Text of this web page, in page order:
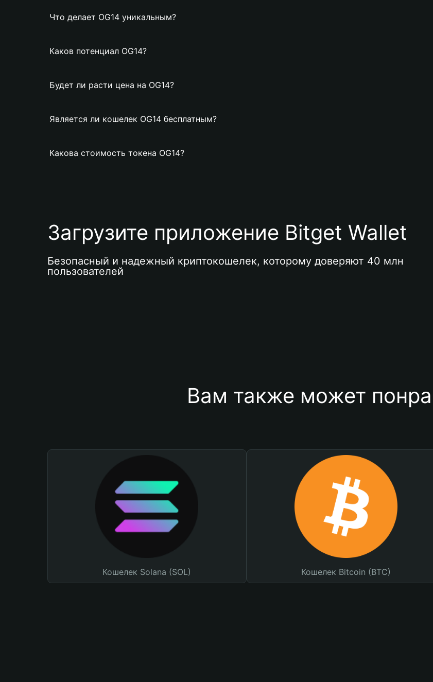
Что делает OG14 уникальным?
Каков потенциал OG14?
Будет ли расти цена на OG14?
Является ли кошелек OG14 бесплатным?
Какова стоимость токена OG14?
Загрузите приложение Bitget Wallet
Безопасный и надежный криптокошелек, которому доверяют 40 млн
пользователей
Вам также может
Кошелек Solana (SOL) Кошелек Bitcoin (BTC)